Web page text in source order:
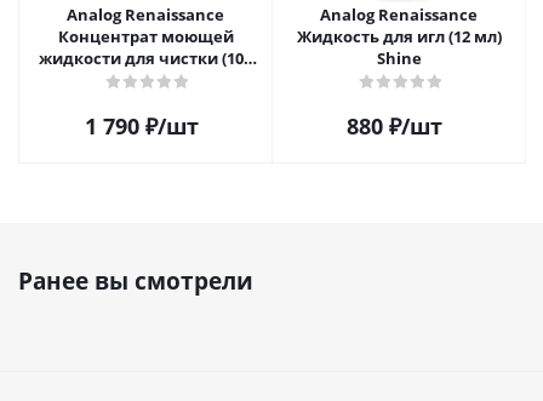
Analog Renaissance
Концентрат моющей
жидкости для чистки (100
мл)
1 790₽/шт
Analog Renaissance
Жидкость для игл (12 мл)
Shine
880 ₽/шт
Ранее вы смотрели